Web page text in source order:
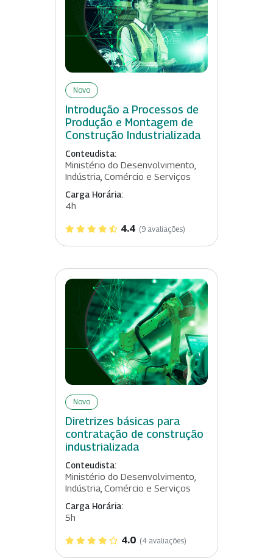
Novo
Introdução a Processos de
Produção e Montagem de
Construção Industrializada
Conteudista:
Ministério do Desenvolvimento,
Indústria, Comércio e Serviços
Carga Horária:
4h
4.4 (9 avaliações)
Novo
Diretrizes básicas para
contratação de construção
industrializada
Conteudista:
Ministério do Desenvolvimento,
Indústria, Comércio e Serviços
Carga Horária:
5h
4.0 (4 avaliações)